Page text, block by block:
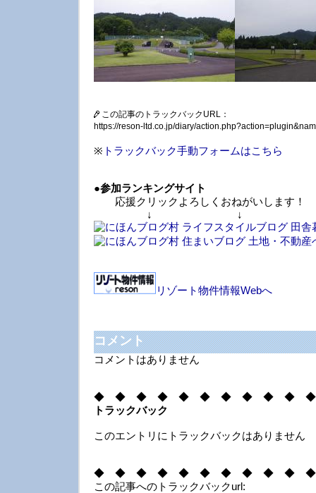
この記事のトラックバックURL：
https://reson-ltd.co.jp/diary/
※ トラックバック手動フォームはこちら
●参加ランキングサイト
応援クリックよろしくおねがいします！
↓ ↓
リゾート物件情報Webへ
コメント
コメントはありません
◆ ◆ ◆ ◆ ◆ ◆ ◆ ◆ ◆ ◆
トラックバック
このエントリにトラックバックはありません
◆ ◆ ◆ ◆ ◆ ◆ ◆ ◆ ◆ ◆
この記事へのトラックバックurl: